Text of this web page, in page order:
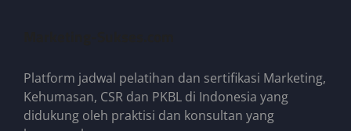
Platform jadwal pelatihan dan sertifikasi Marketing,
Kehumasan, CSR dan PKBL di Indonesia yang
didukung oleh praktisi dan konsultan yang